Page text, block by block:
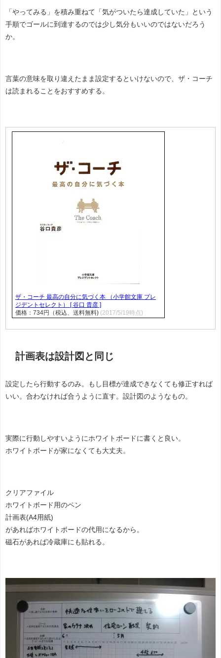
「やってみる」を積み重ねて「気がついたら達成していた」
という
手順でゴールに到達するのでは少し気分もいいのではないだろう
か。
言葉の意味を取り違えたまま設定するといけないので、ザ・コーチ
は読まれることをおすすめする。
ザ・コーチ 最高の自分に気づく本 （小学館文庫 プレ
ジデントセレクト） [ 谷口 貴彦 ]
価格：734円（税込、送料無料) (2017/5/19時点)
計画表は設計図と同じ
設定したら行動するのみ。もし目標が達成できなくても修正すれば
いい。合わなければ合うように直す。設計図のようなもの。
実際に行動しやすいようにホワイトボードに書くと良い。
ホワイトボードが家になくても大丈夫。
クリアファイル
ホワイトボード用のペン
計画表(A4用紙)
があればホワイトボードの代用になるから。
磁石があれば冷蔵庫にも貼れる。